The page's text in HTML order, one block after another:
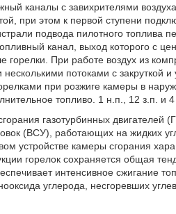
каналы с завихрителями
при этом к первой ступени
подвода пилотного топлива
канал, выход которого с
При работе воздух из
потоками с закруткой
при розжиге камеры в
топливо. 1 н.п., 12 з.п. и 4
газотурбинных двигателей
(ВСУ), работающих на жидких
устройстве камеры сгорания
горелок сохраняется общая
интенсивное сжигание
углерода, несгоревших